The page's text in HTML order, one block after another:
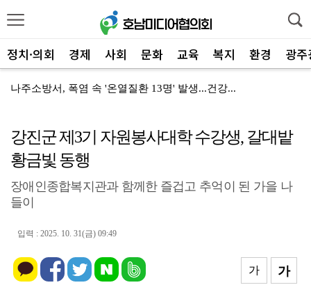
정치·의회 경제 사회 문화 교육 복지 환경 광
나주소방서, 폭염 속 '온열질환 13명' 발생...건강...
민형배·김산 무안 회동, 군공항 이전 '상생 해법' 찾...
광산구자원봉사센터, 폭염 '심각'…통합지원단 출정
전남광주특별시 서구, '생활밀착' 폭염 얼음생수 10만...
해남군 '비상' 폭염 장기화… 총력대응 안전관리
강진군 제3기 자원봉사대학 수강생, 갈대밭
황금빛 동행
장애인종합복지관과 함께한 즐겁고 추억이 된 가을 나
들이
입력 : 2025. 10. 31(금) 09:49
가
가